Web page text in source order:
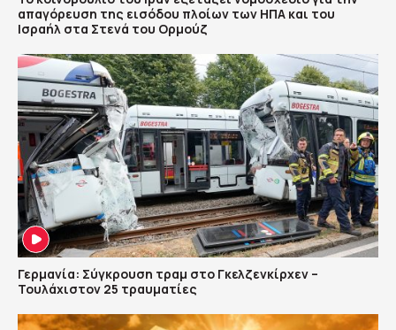
απαγόρευση της εισόδου πλοίων των ΗΠΑ και του
Ισραήλ στα Στενά του Ορμούζ
Γερμανία: Σύγκρουση τραμ στο Γκελζενκίρχεν –
Τουλάχιστον 25 τραυματίες